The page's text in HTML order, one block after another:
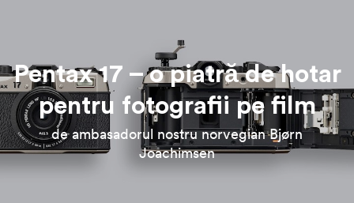
Pentax 17 – o piatră de hotar
pentru fotografii pe film
de ambasadorul nostru norvegian Bjørn
Joachimsen